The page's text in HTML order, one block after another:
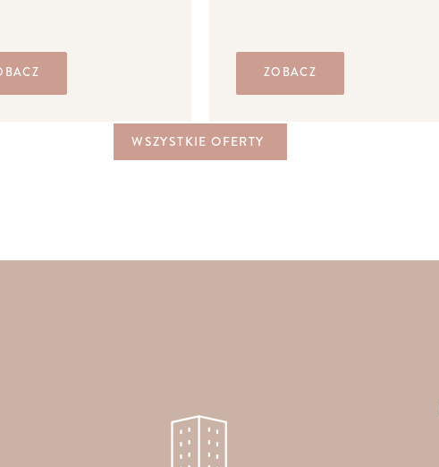
ZOBACZ
WSZYSTKIE OFERTY
Jesteśmy na rynku od 25 lat.